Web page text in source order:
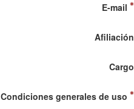
E-mail
Afiliación
Cargo
Condiciones generales de uso